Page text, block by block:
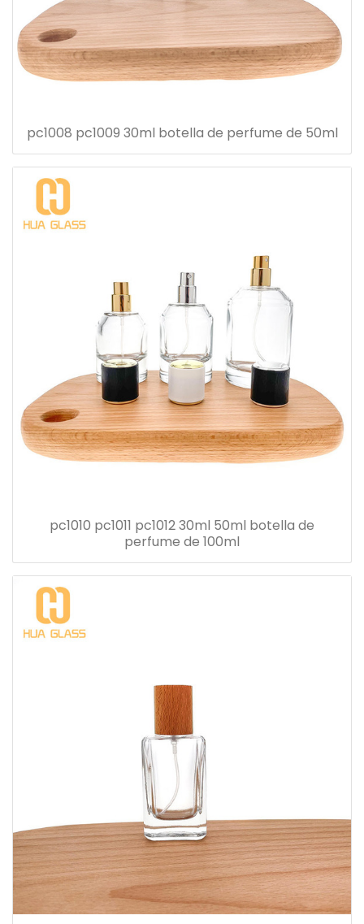
pc1008 pc1009 30ml botella de perfume de 50ml
pc1010 pc1011 pc1012 30ml 50ml botella de
perfume de 100ml